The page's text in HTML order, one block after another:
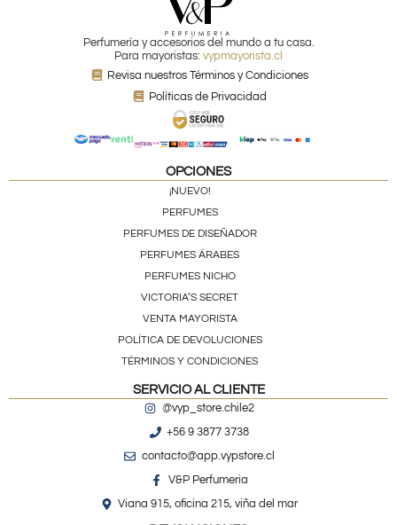
Perfumería y accesorios del mundo a tu casa.
Para mayoristas: vypmayorista.cl
Revisa nuestros Términos y Condiciones
Políticas de Privacidad
OPCIONES
¡NUEVO!
PERFUMES
PERFUMES DE DISEÑADOR
PERFUMES ÁRABES
PERFUMES NICHO
VICTORIA’S SECRET
VENTA MAYORISTA
POLÍTICA DE DEVOLUCIONES
TÉRMINOS Y CONDICIONES
SERVICIO AL CLIENTE
@vyp_store.chile2
+56 9 3877 3738
contacto@app.vypstore.cl
V&P Perfumeria
Viana 915, oficina 215, viña del mar